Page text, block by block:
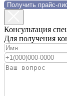
Получить прайс-
Консультация
Для получения